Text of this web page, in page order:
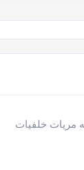
مريات خلفيات